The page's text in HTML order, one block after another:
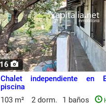
Chalet independiente en
piscina
103 m²
2 dorm. 1 baños